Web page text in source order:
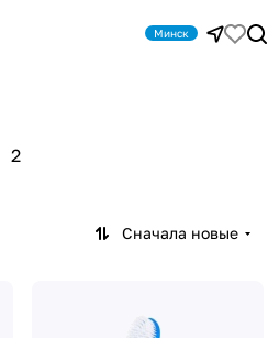
Минск
2
Сначала новые